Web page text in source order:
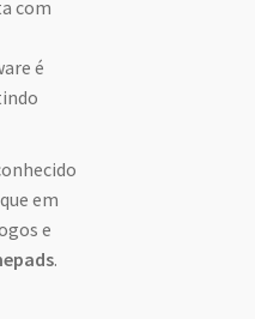
com
é
em
e
.